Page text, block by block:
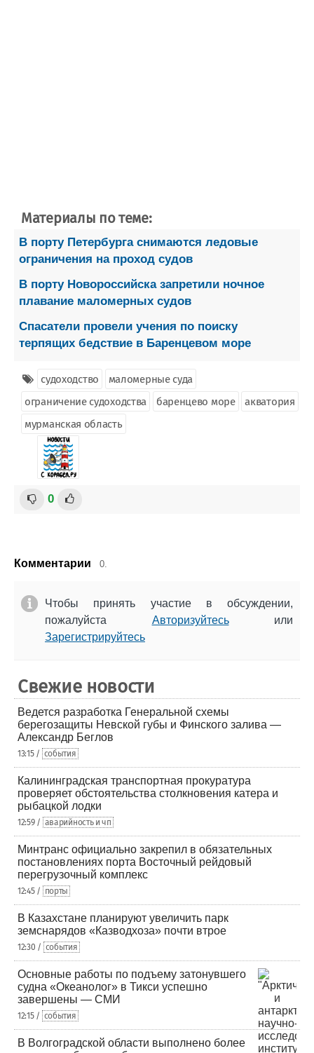
Материалы по теме:
В порту Петербурга снимаются ледовые
ограничения на проход судов
В порту Новороссийска запретили ночное
плавание маломерных судов
Спасатели провели учения по поиску
терпящих бедствие в Баренцевом море
судоходство
маломерные суда
ограничение судоходства
баренцево море
акватория
мурманская область
0
Комментарии 0.
Чтобы принять участие в обсуждении,
пожалуйста Авторизуйтесьили
Зарегистрируйтесь
Свежие новости
Ведется разработка Генеральной схемы
берегозащиты Невской губы и Финского залива —
Александр Беглов
13:15 / события
Калининградская транспортная прокуратура
проверяет обстоятельства столкновения катера и
рыбацкой лодки
12:59 / аварийность и чп
Минтранс официально закрепил в обязательных
постановлениях порта Восточный рейдовый
перегрузочный комплекс
12:45 / порты
В Казахстане планируют увеличить парк
земснарядов «Казводхоза» почти втрое
12:30 / события
Основные работы по подъему затонувшего
судна «Океанолог» в Тикси успешно
завершены — СМИ
12:15 / события
В Волгоградской области выполнено более